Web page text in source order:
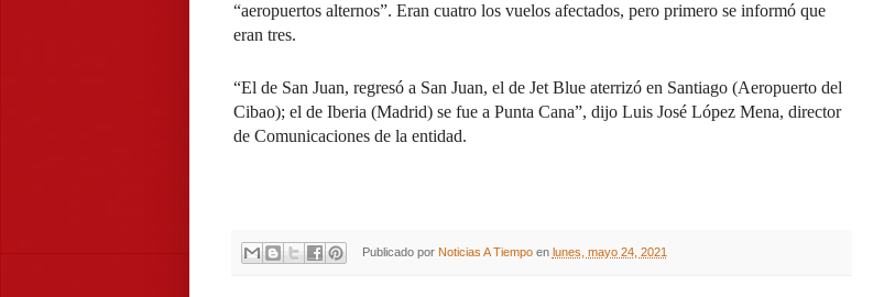
“aeropuertos alternos”. Eran cuatro los vuelos afectados, pero primero se informó que
eran tres.
“El de San Juan, regresó a San Juan, el de Jet Blue aterrizó en Santiago (Aeropuerto del
Cibao); el de Iberia (Madrid) se fue a Punta Cana”, dijo Luis José López Mena, director
de Comunicaciones de la entidad.
Publicado por Noticias A Tiempo en lunes, mayo 24, 2021